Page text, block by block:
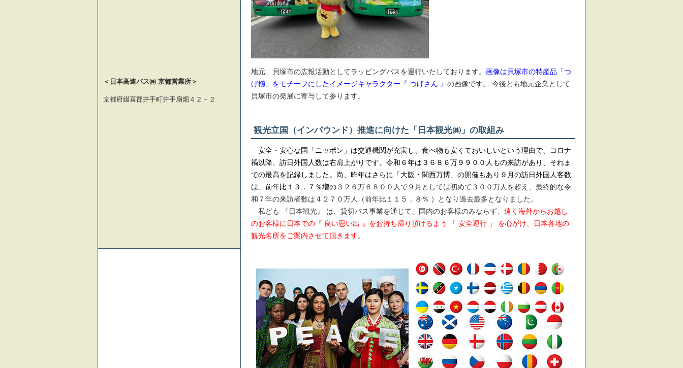
地元、貝塚市の広報活動としてラッピングバスを運行いたしております。 画像は貝塚市の特産品「つ
げ櫛」をモチーフにしたイメージキャラクター『 つげさん 』 の画像です。 今後とも地元企業として
貝塚市の発展に寄与して参ります。
観光立国（インバウンド）推進に向けた「日本観光㈱」の取組み
安全・安心な国「ニッポン」は交通機関が充実し、食べ物も安くておいしいという理由で、コロナ
禍以降、訪日外国人数は右肩上がりです。令和６年は３６８６万９９００人もの来訪があり、それま
での最高を記録しました。尚、昨年はさらに「大阪・関西万博」の開催もあり９月の訪日外国人客数
は、前年比１３ ．７％増の３２６万６８００人で９月としては初めて３００万人を超え、最終的な令
和７年の来訪者数は４２７０万人（前年比１１５．８％ ）となり過去最多となりました。
私ども 『日本観光』 は、貸切バス事業を通じて、国内のお客様のみならず、 遠く海外からお越し
のお客様に日本での『 良い思い出 』をお持ち帰り頂けるよう 「 安全運行 」 を心がけ、日本各地の
観光名所をご案内させて頂きます。
＜日本高速バス㈱ 京都営業所＞
京都府綴喜郡井手町井手扇畑４２－２